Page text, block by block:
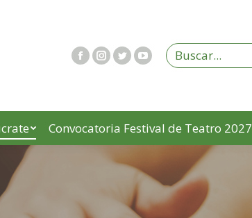
Convocatoria Festival de Teatro 2027